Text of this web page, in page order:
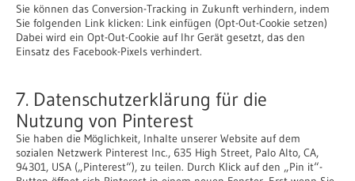
Sie können das Conversion-Tracking in Zukunft verhindern, indem
Sie folgenden Link klicken: Link einfügen (Opt-Out-Cookie setzen)
Dabei wird ein Opt-Out-Cookie auf Ihr Gerät gesetzt, das den
Einsatz des Facebook-Pixels verhindert.
7. Datenschutzerklärung für die
Nutzung von Pinterest
Sie haben die Möglichkeit, Inhalte unserer Website auf dem
sozialen Netzwerk Pinterest Inc., 635 High Street, Palo Alto, CA,
94301, USA („Pinterest“), zu teilen. Durch Klick auf den „Pin it“-